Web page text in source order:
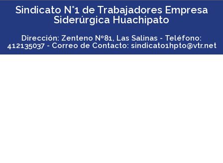
Sindicato N°1 de Trabajadores Empresa
Siderúrgica Huachipato
Dirección: Zenteno Nº81, Las Salinas - Teléfono:
412135037 - Correo de Contacto: sindicato1hpto@vtr.net